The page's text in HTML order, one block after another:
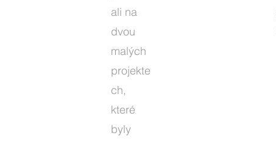
ali na
dvou
malých
projekte
ch,
které
byly